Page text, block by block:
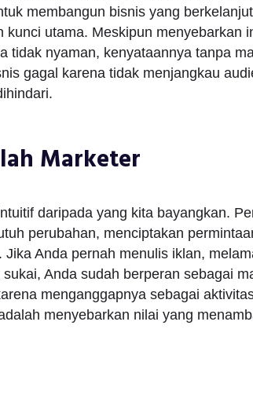
membangun bisnis yang
kunci utama. Meskipun menyebarkan
tidak nyaman, kenyataannya tanpa
gagal karena tidak menjangkau
Marketer
daripada yang kita bayangkan.
perubahan, menciptakan
Anda pernah menulis iklan,
Anda sudah berperan sebagai
menganggapnya sebagai
menyebarkan nilai yang